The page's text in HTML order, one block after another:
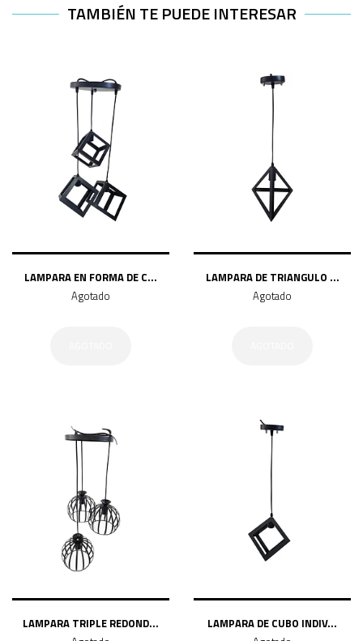
TAMBIÉN TE PUEDE INTERESAR
LAMPARA EN FORMA DE C...
Agotado
LAMPARA DE TRIANGULO ...
Agotado
LAMPARA TRIPLE REDOND...
LAMPARA DE CUBO INDIV...